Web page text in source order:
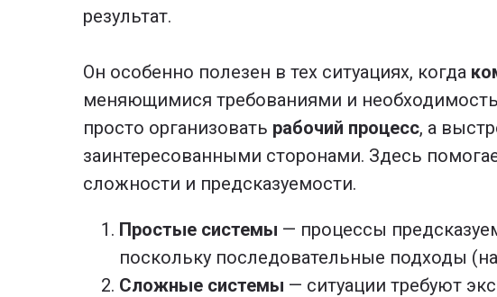
результат.
Он особенно полезен в тех ситуациях, когда
меняющимися требованиями и
просто организовать рабочий процесс, а
заинтересованными сторонами. Здесь
сложности и предсказуемости.
Простые системы — процессы
поскольку последовательные подходы
Сложные системы — ситуации требуют